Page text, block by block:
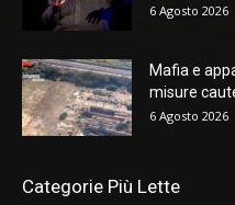
6 Agosto 2026
Mafia e
misure
6 Agosto 2026
Categorie Più Lette